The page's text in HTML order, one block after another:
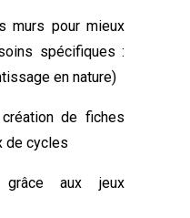
murs pour mieux
spécifiques :
en nature)
de fiches
de cycles
grâce aux jeux